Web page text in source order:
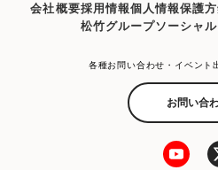
会社概要採用情報個人情報保護
松竹グループソーシャ
各種お問い合わせ・イベント
お問い合